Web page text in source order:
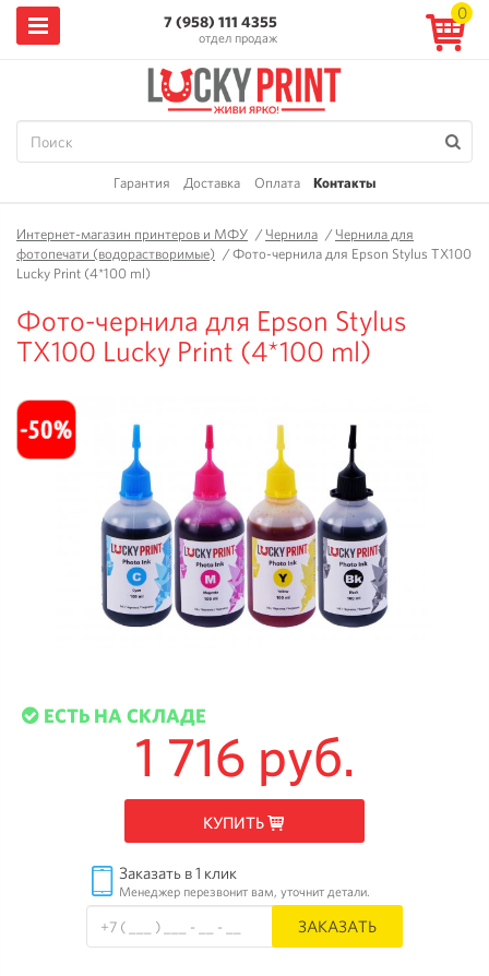
7 (958) 111 4355
отдел продаж
0
Гарантия Доставка Оплата Контакты
Интернет-магазин принтеров и МФУ /Чернила /Чернила для
фотопечати (водорастворимые) /Фото-чернила для Epson Stylus TX100
Lucky Print (4*100 ml)
Фото-чернила для Epson Stylus
TX100 Lucky Print (4*100 ml)
ЕСТЬ НА СКЛАДЕ
1 716 руб.
КУПИТЬ
Заказать в 1 клик
Менеджер перезвонит вам, уточнит детали.
ЗАКАЗАТЬ